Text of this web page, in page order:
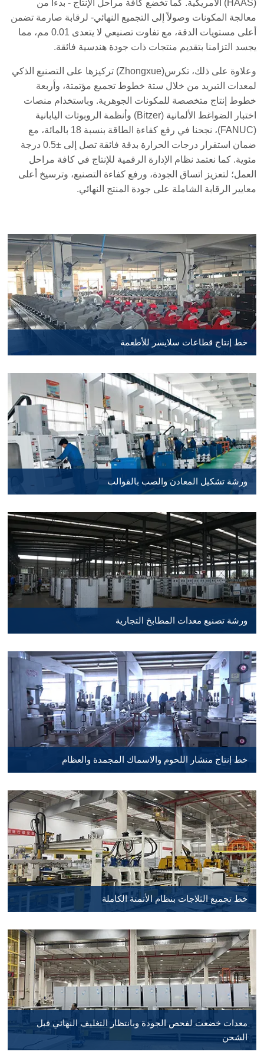
(HAAS) الأمريكية. كما تخضع كافة مراحل الإنتاج - بدءاً من
معالجة المكونات وصولاً إلى التجميع النهائي- لرقابة صارمة تضمن
أعلى مستويات الدقة، مع تفاوت تصنيعي لا يتعدى 0.01 مم، مما
يجسد التزامنا بتقديم منتجات ذات جودة هندسية فائقة.
وعلاوة على ذلك، تكرس(Zhongxue) تركيزها على التصنيع الذكي
لمعدات التبريد من خلال ستة خطوط تجميع مؤتمتة، وأربعة
خطوط إنتاج متخصصة للمكونات الجوهرية. وباستخدام منصات
اختبار الضواغط الألمانية (Bitzer) وأنظمة الروبوتات اليابانية
(FANUC)، نجحنا في رفع كفاءة الطاقة بنسبة 18 بالمائة، مع
ضمان استقرار درجات الحرارة بدقة فائقة تصل إلى ±0.5 درجة
مئوية. كما نعتمد نظام الإدارة الرقمية للإنتاج في كافة مراحل
العمل؛ لتعزيز اتساق الجودة، ورفع كفاءة التصنيع، وترسيخ أعلى
معايير الرقابة الشاملة على جودة المنتج النهائي.
خط إنتاج قطاعات سلايسر للأطعمة
ورشة تشكيل المعادن والصب بالقوالب
ورشة تصنيع معدات المطابخ التجارية
خط إنتاج منشار اللحوم والاسماك المجمدة والعظام
خط تجميع الثلاجات بنظام الأتمتة الكاملة
معدات خضعت لفحص الجودة وبانتظار التغليف النهائي قبل
الشحن